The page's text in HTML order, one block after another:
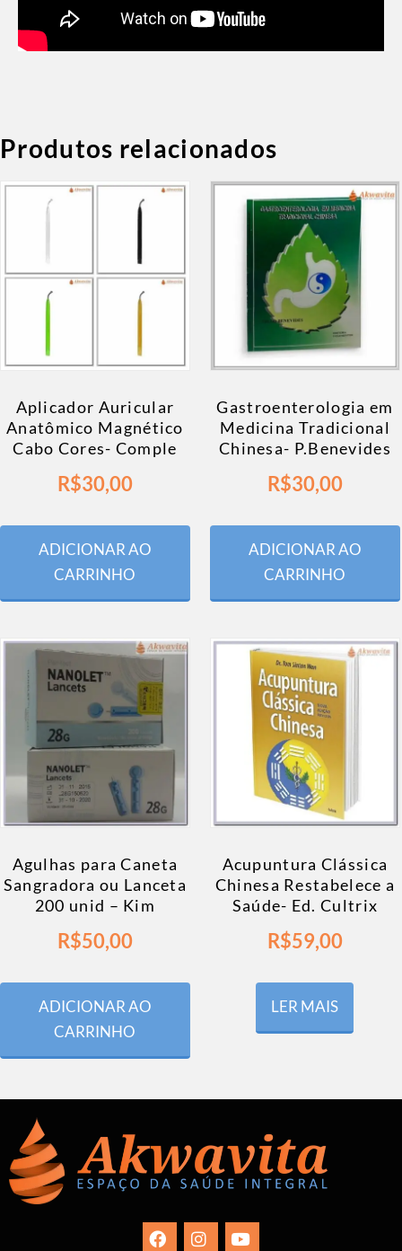
Produtos relacionados
Aplicador Auricular
Anatômico Magnético
Cabo Cores- Comple
R$30,00
ADICIONAR AO
CARRINHO
Gastroenterologia em
Medicina Tradicional
Chinesa- P.Benevides
R$30,00
ADICIONAR AO
CARRINHO
Agulhas para Caneta
Sangradora ou Lanceta
200 unid – Kim
R$50,00
ADICIONAR AO
CARRINHO
Acupuntura Clássica
Chinesa Restabelece a
Saúde- Ed. Cultrix
R$59,00
LER MAIS